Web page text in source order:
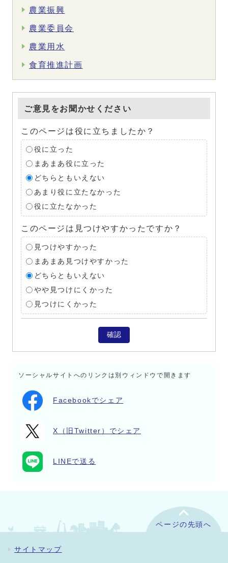
農業振興
農業委員会
農業用水
食育推進計画
ご意見をお聞かせください
このページは役に立ちましたか？
役に立った
まあまあ役に立った
どちらともいえない
あまり役に立たなかった
役に立たなかった
このページは見つけやすかったですか？
見つけやすかった
まあまあ見つけやすかった
どちらともいえない
やや見つけにくかった
見つけにくかった
確認
ソーシャルサイトへのリンクは別ウィンドウで開きます
Facebookでシェア
X（旧Twitter）でシェア
LINEで送る
ページの先頭へ
サイトマップ